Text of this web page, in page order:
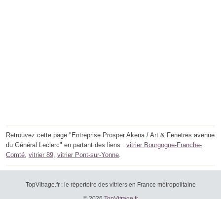
Retrouvez cette page "Entreprise Prosper Akena / Art & Fenetres avenue
du Général Leclerc" en partant des liens : vitrier Bourgogne-Franche-
Comté, vitrier 89, vitrier Pont-sur-Yonne.
TopVitrage.fr : le répertoire des vitriers en France métropolitaine